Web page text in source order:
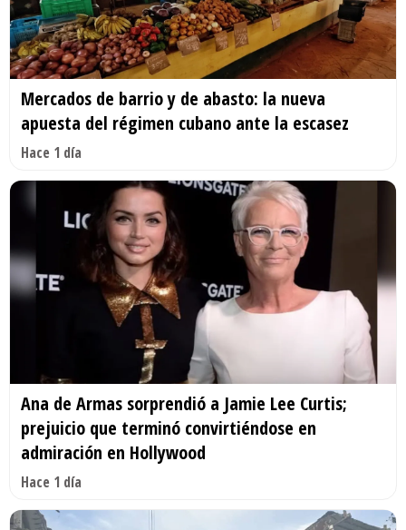
Mercados de barrio y de abasto: la nueva
apuesta del régimen cubano ante la escasez
Hace 1 día
Ana de Armas sorprendió a Jamie Lee Curtis;
prejuicio que terminó convirtiéndose en
admiración en Hollywood
Hace 1 día